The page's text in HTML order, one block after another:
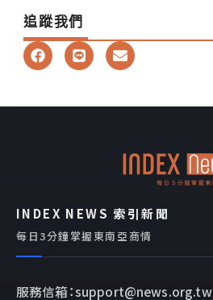
追蹤我們
F
a
b
L
i
E
n
l
INDEX NEWS 索引新聞
每日3分鐘掌握東南亞商情
服務信箱：support@news.org.tw